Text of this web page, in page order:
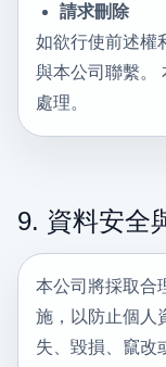
請求刪除
如欲行使前述權
與本公司聯繫。
處理。
9. 資料安全
本公司將採取合
施，以防止個人
失、毀損、竄改